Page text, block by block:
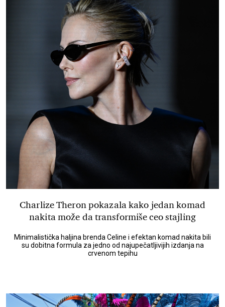
Charlize Theron pokazala kako jedan komad
nakita može da transformiše ceo stajling
Minimalistička haljina brenda Celine i efektan komad nakita bili
su dobitna formula za jedno od najupečatljivijih izdanja na
crvenom tepihu